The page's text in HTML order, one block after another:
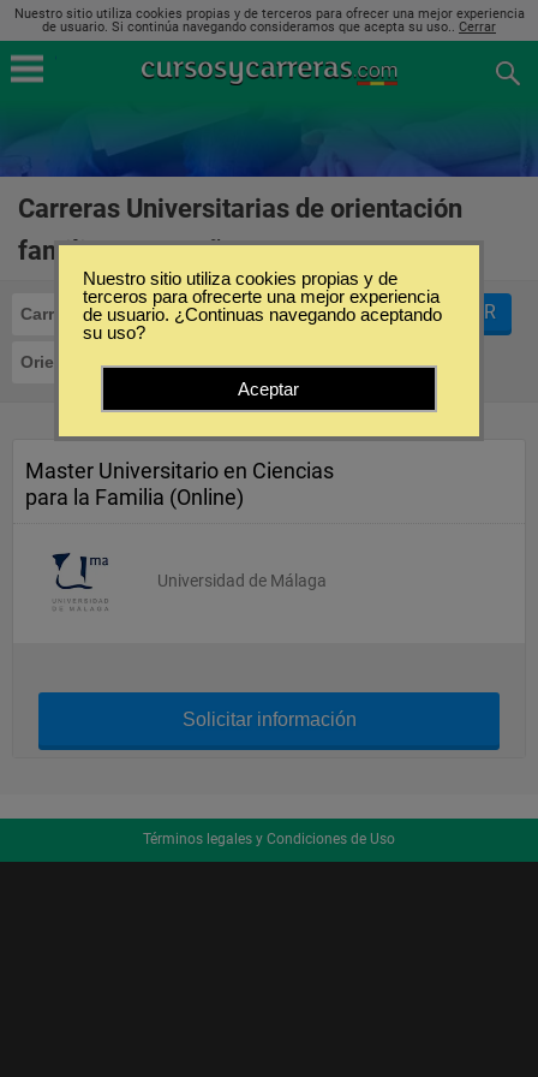
Nuestro sitio utiliza cookies propias y de terceros para ofrecer una mejor experiencia
de usuario. Si continúa navegando consideramos que acepta su uso.. Cerrar
Carreras Universitarias de orientación
familiar en España
Carreras Universitarias
Orientación Familiar
FILTRAR
Master Universitario en Ciencias
para la Familia (Online)
Universidad de Málaga
Solicitar información
Términos legales y Condiciones de Uso
Nuestro sitio utiliza cookies propias y de
terceros para ofrecerte una mejor experiencia
de usuario. ¿Continuas navegando aceptando
su uso?
Aceptar